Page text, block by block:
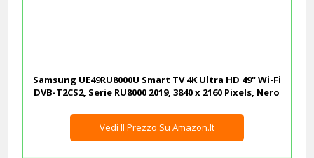
Samsung UE49RU8000U Smart TV 4K Ultra HD 49" Wi-Fi
DVB-T2CS2, Serie RU8000 2019, 3840 x 2160 Pixels, Nero
Vedi Il Prezzo Su Amazon.it